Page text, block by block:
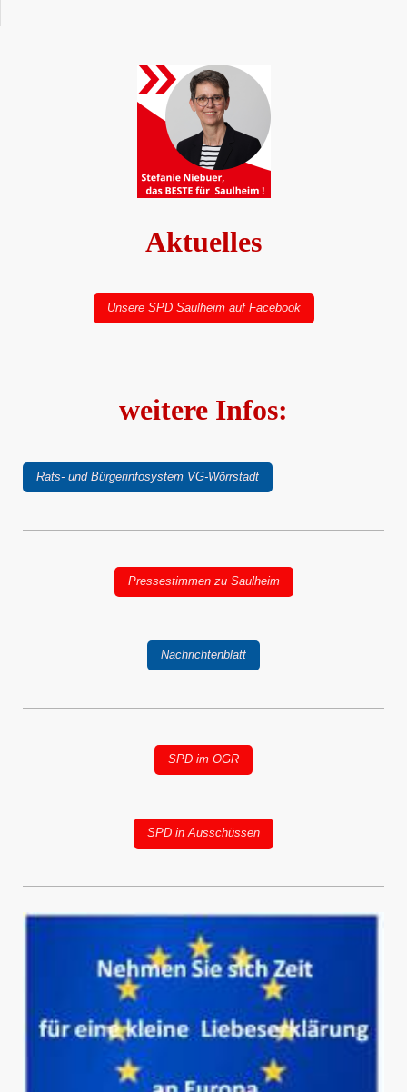
Aktuelles
Unsere SPD Saulheim auf Facebook
weitere Infos:
Rats- und Bürgerinfosystem VG-Wörrstadt
Pressestimmen zu Saulheim
Nachrichtenblatt
SPD im OGR
SPD in Ausschüssen